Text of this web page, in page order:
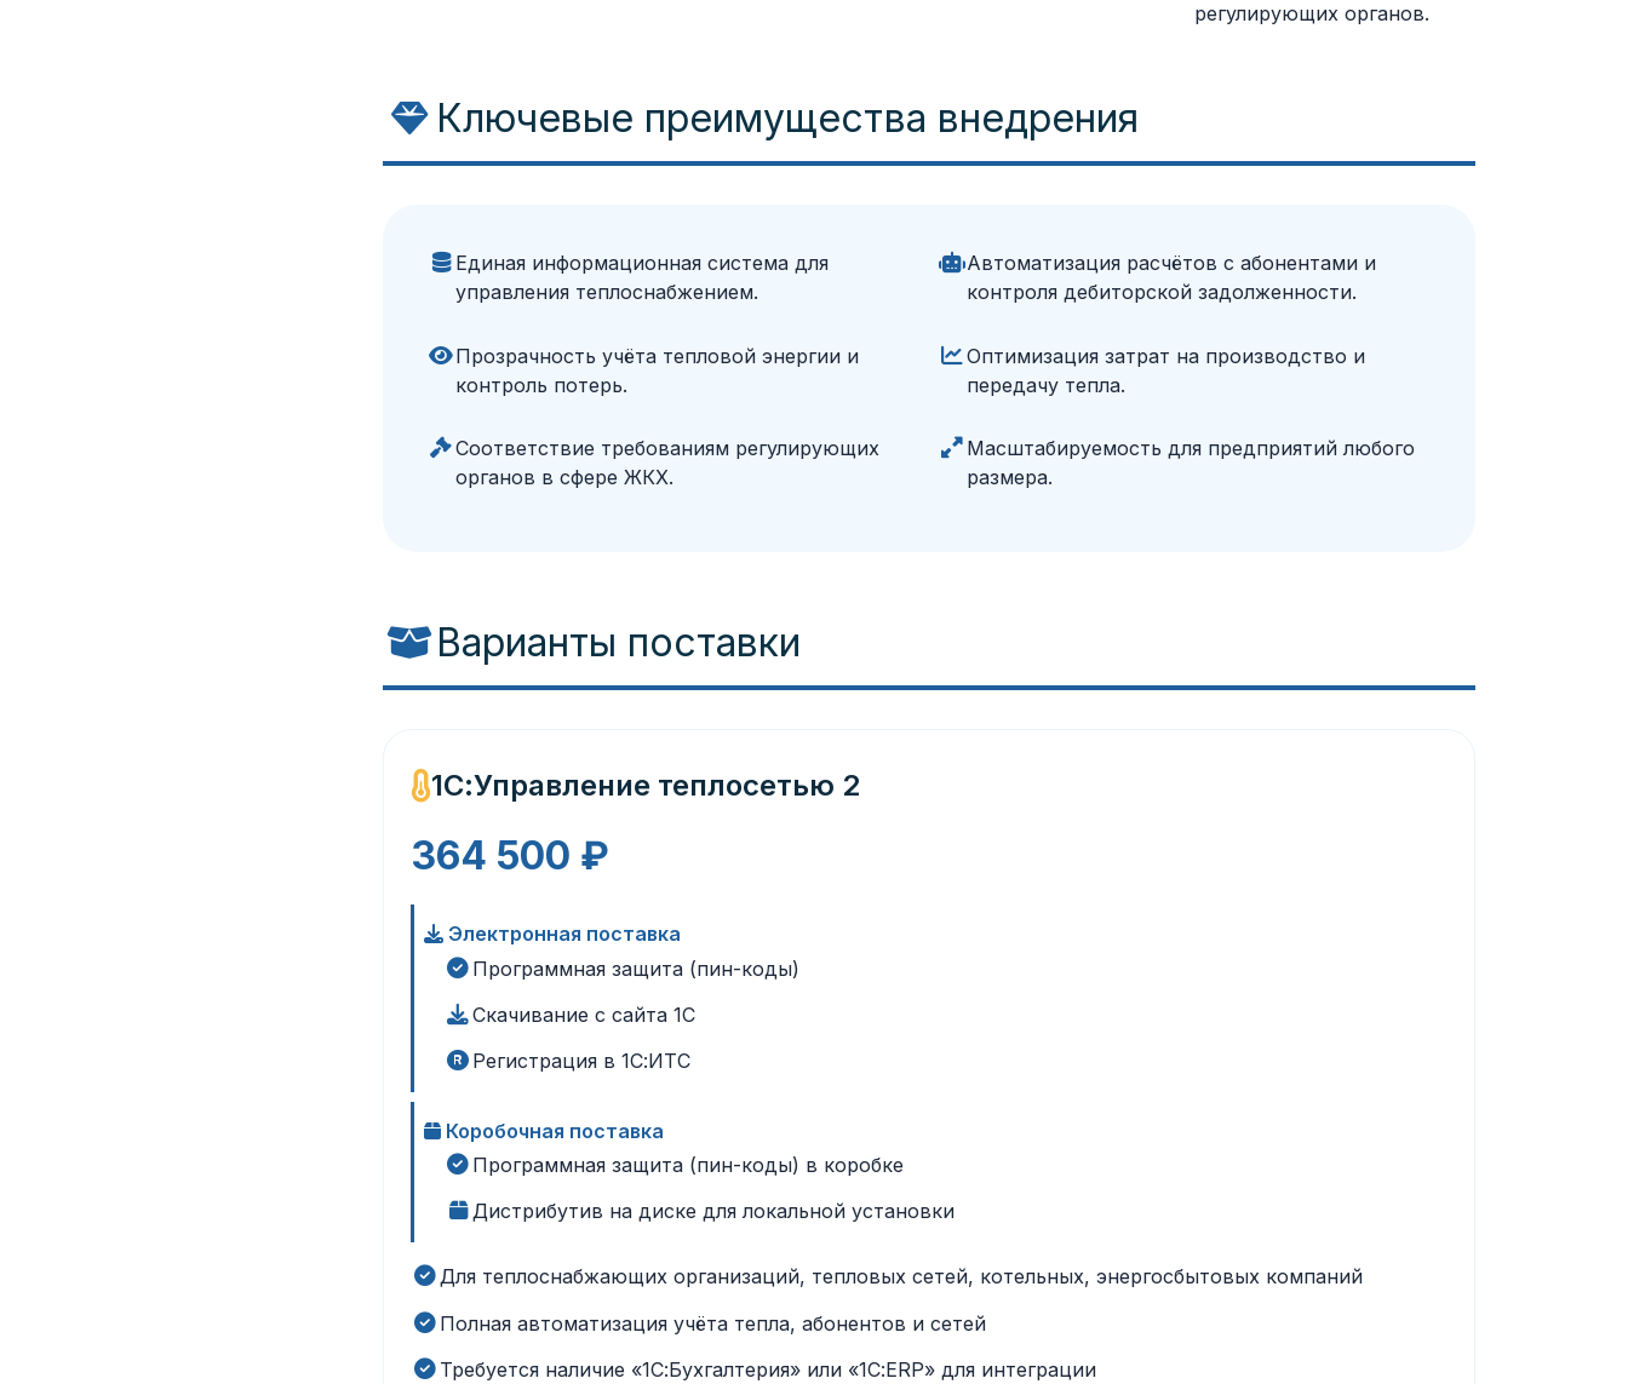
регулирующих органов.
Ключевые преимущества внедрения
Единая информационная система для
управления теплоснабжением.
Автоматизация расчётов с абонентами и
контроля дебиторской задолженности.
Прозрачность учёта тепловой энергии и
контроль потерь.
Оптимизация затрат на производство и
передачу тепла.
Соответствие требованиям регулирующих
органов в сфере ЖКХ.
Масштабируемость для предприятий любого
размера.
Варианты поставки
1С:Управление теплосетью 2
364 500 ₽
Электронная поставка
Программная защита (пин-коды)
Скачивание с сайта 1С
Регистрация в 1С:ИТС
Коробочная поставка
Программная защита (пин-коды) в коробке
Дистрибутив на диске для локальной установки
Для теплоснабжающих организаций, тепловых сетей, котельных, энергосбытовых компаний
Полная автоматизация учёта тепла, абонентов и сетей
Требуется наличие «1С:Бухгалтерия» или «1С:ERP» для интеграции